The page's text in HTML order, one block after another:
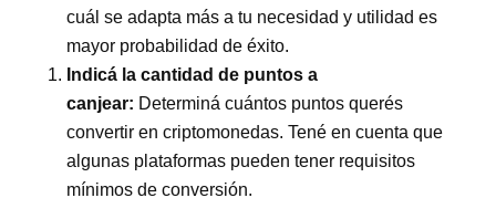
cuál se adapta más a tu necesidad y utilidad es
mayor probabilidad de éxito.
Indicá la cantidad de puntos a
canjear: Determiná cuántos puntos querés
convertir en criptomonedas. Tené en cuenta que
algunas plataformas pueden tener requisitos
mínimos de conversión.